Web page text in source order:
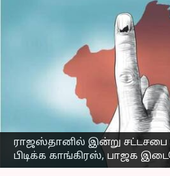
ராஜஸ்தானில் இன்று
பிடிக்க காங்கிரஸ், பாஜக
ராஜஸ்தானில்
சட்டசபை
ஆட்சியை
காங்கிரஸ்,
இடையே கடும்
Venkatalakshmi V Nov
செய்தி முன்னோட்டம்